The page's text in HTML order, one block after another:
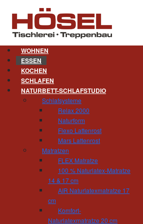
WOHNEN
ESSEN
KOCHEN
SCHLAFEN
NATURBETT-SCHLAFSTUDIO
Schlafsysteme
Relax 2000
Naturform
Flexo Lattenrost
Mars Lattenrost
Matratzen
FLEX Matratze
100 % Naturlatex-Matratze
14 & 17 cm
AIR Naturlatexmatratze 17
cm
Komfort-
Naturlatexmatratze 20 cm
Was gibt es
werden ganz nach
Verwendung von
Tischlerei und
09212 Limbach-